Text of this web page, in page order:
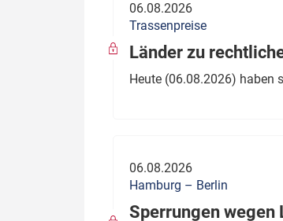
Politik
wen?
Thema des Monats
Dossier: Generalsanierung
06.08.2026
Trassenpreise
Länder zu
Heute (06.08.2026) haben
06.08.2026
Hamburg – Berlin
Sperrungen